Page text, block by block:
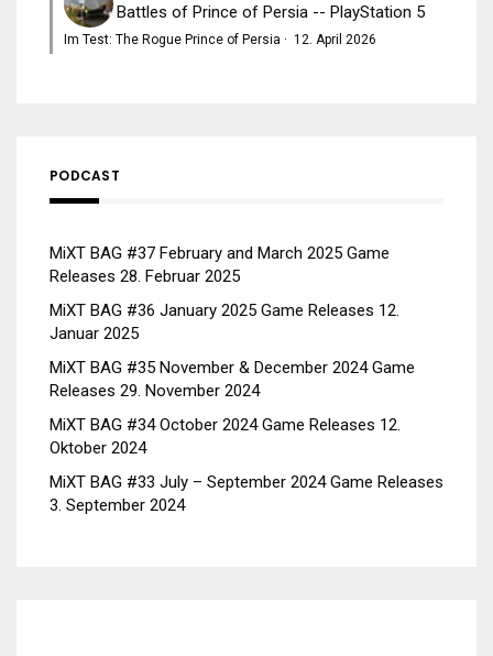
Battles of Prince of Persia -- PlayStation 5
Im Test: The Rogue Prince of Persia · 12. April 2026
PODCAST
MiXT BAG #37 February and March 2025 Game
Releases 28. Februar 2025
MiXT BAG #36 January 2025 Game Releases 12.
Januar 2025
MiXT BAG #35 November & December 2024 Game
Releases 29. November 2024
MiXT BAG #34 October 2024 Game Releases 12.
Oktober 2024
MiXT BAG #33 July – September 2024 Game Releases
3. September 2024